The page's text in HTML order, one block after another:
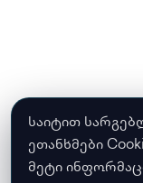
საიტით
ეთანხმები
მეტი